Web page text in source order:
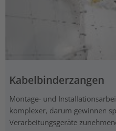
Kabelbinderzangen
Montage- und
komplexer, darum gewinnen
Verarbeitungsgeräte